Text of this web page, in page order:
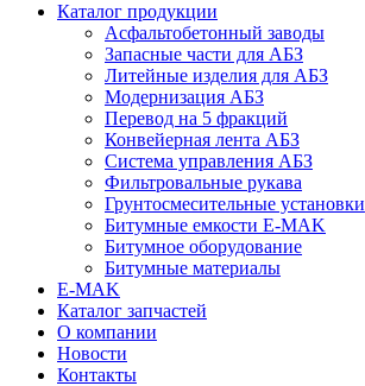
Каталог продукции
Асфальтобетонный заводы
Запасные части для АБЗ
Литейные изделия для АБЗ
Модернизация АБЗ
Перевод на 5 фракций
Конвейерная лента АБЗ
Система управления АБЗ
Фильтровальные рукава
Грунтосмесительные установки
Битумные емкости E-MAK
Битумное оборудование
Битумные материалы
E-MAK
Каталог запчастей
О компании
Новости
Контакты